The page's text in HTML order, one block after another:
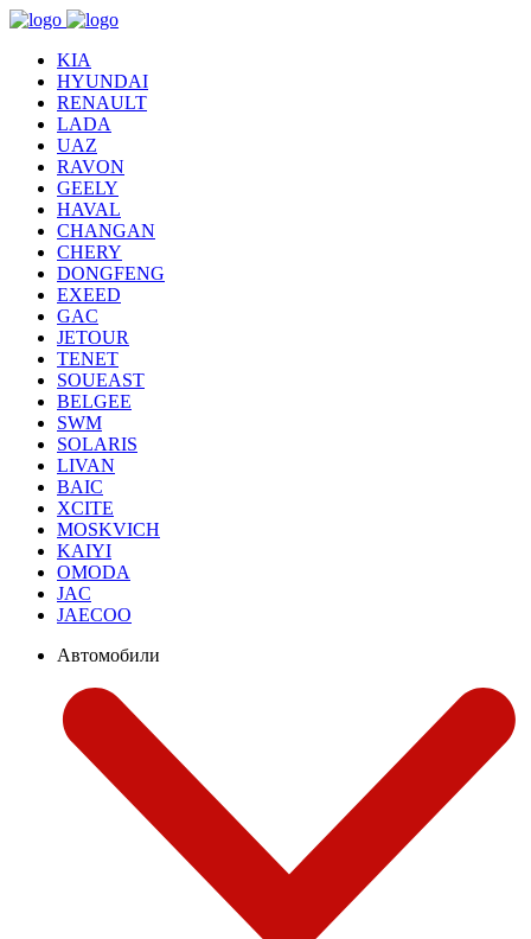
KIA
HYUNDAI
RENAULT
LADA
UAZ
RAVON
GEELY
HAVAL
CHANGAN
CHERY
DONGFENG
EXEED
GAC
JETOUR
TENET
SOUEAST
BELGEE
SWM
SOLARIS
LIVAN
BAIC
XCITE
MOSKVICH
KAIYI
OMODA
JAC
JAECOO
Автомобили